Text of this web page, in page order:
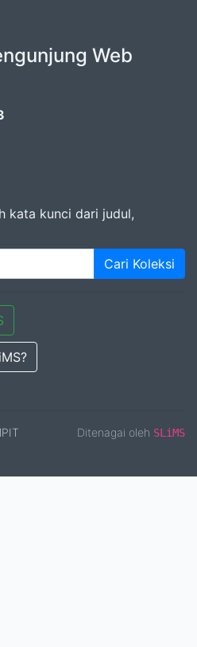
Web
kata kunci dari judul,
Cari Koleksi
Ditenagai oleh SLiMS